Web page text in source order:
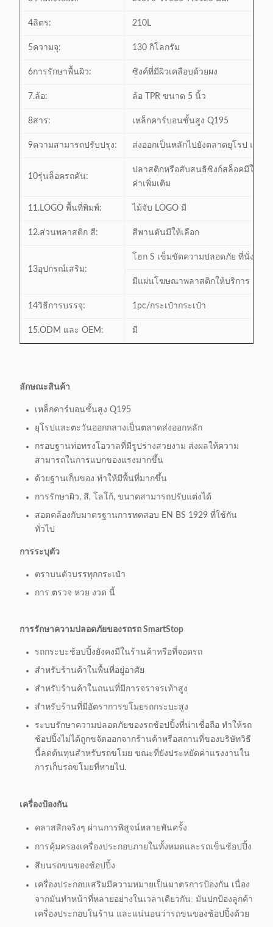
4ลิตร: 210L
5ความจุ: 130 กิโลกรัม
6การรักษาพื้นผิว: ซิงค์ที่มีผิวเคลือบด้วยผง
7.ล้อ: ล้อ TPR ขนาด 5 นิ้ว
8สาร: เหล็กคาร์บอนชั้นสูง Q195
9ความสามารถปรับปรุง: ส่งออกเป็นหลักไปยังตลาดยุโรป และเ
10รุ่นล็อครถคัน:
ปลาสติกหรือสับสนธิซิงก์สล็อคมีให้เลื
ค่าเพิ่มเติม
11.LOGO พื้นที่พิมพ์: ไม้จับ LOGO มี
12.ส่วนพลาสติก สี: สีพานตันมีให้เลือก
13อุปกรณ์เสริม:
โฮก S เข็มขัดความปลอดภัย ที่นั่ง ป้อ
มีแผ่นโฆษณาพลาสติกให้บริการ ค่าเพิ่
14วิธีการบรรจุ: 1pc/กระเป๋ากระเป๋า
15.ODM และ OEM: มี
ลักษณะสินค้า
เหล็กคาร์บอนชั้นสูง Q195
ยุโรปและตะวันออกกลางเป็นตลาดส่งออกหลัก
กรอบฐานท่อทรงโอวาลที่มีรูปร่างสวยงาม ส่งผลให้ความ
สามารถในการแบกของแรงมากขึ้น
ด้วยฐานเก็บของ ทําให้มีพื้นที่มากขึ้น
การรักษาผิว, สี, โลโก้, ขนาดสามารถปรับแต่งได้
สอดคล้องกับมาตรฐานการทดสอบ EN BS 1929 ที่ใช้กัน
ทั่วไป
การระบุตัว
ตราบนตัวบรรทุกกระเป๋า
การ ตรวจ หวย งวด นี้
การรักษาความปลอดภัยของรถรถ SmartStop
รถกระบะช้อปปิ้งยังคงมีในร้านค้าหรือที่จอดรถ
สําหรับร้านค้าในพื้นที่อยู่อาศัย
สําหรับร้านค้าในถนนที่มีการจราจรเท้าสูง
สําหรับร้านที่มีอัตราการขโมยรถกระบะสูง
ระบบรักษาความปลอดภัยของรถช้อปปิ้งที่น่าเชื่อถือ ทําให้รถ
ช้อปปิ้งไม่ได้ถูกขจัดออกจากร้านค้าหรือสถานที่ของบริษัทวิธี
นี้ลดต้นทุนสําหรับรถขโมย ขณะที่ยังประหยัดค่าแรงงานใน
การเก็บรถขโมยที่หายไป.
เครื่องป้องกัน
คลาสสิกจริงๆ ผ่านการพิสูจน์หลายพันครั้ง
การคุ้มครองเครื่องประกอบภายในทั้งหมดและรถเข็นช้อปปิ้ง
สีบนรถขนของช้อปปิ้ง
เครื่องประกอบเสริมมีความหมายเป็นมาตรการป้องกัน เนื่อง
จากมันทําหน้าที่หลายอย่างในเวลาเดียวกัน: มันปกป้องลูกค้า
เครื่องประกอบในร้าน และแน่นอนว่ารถขนของช้อปปิ้งด้วย